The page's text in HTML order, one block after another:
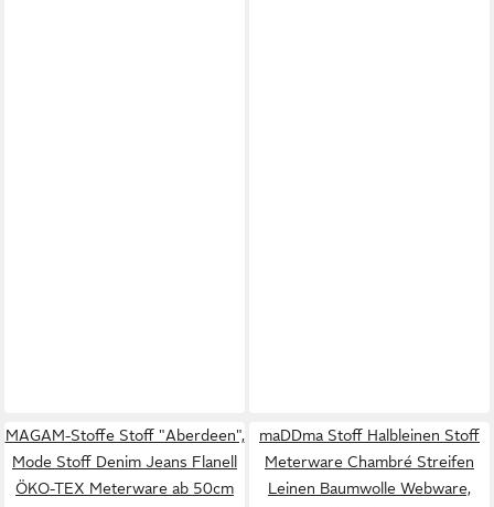
MAGAM-Stoffe Stoff "Aberdeen",
Mode Stoff Denim Jeans Flanell
ÖKO-TEX Meterware ab 50cm
maDDma Stoff Halbleinen Stoff
Meterware Chambré Streifen
Leinen Baumwolle Webware,